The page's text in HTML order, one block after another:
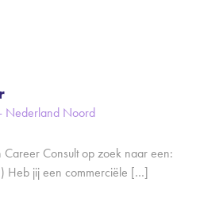
Nederland Noord
Consult op zoek naar een:
Heb jij een commerciële […]